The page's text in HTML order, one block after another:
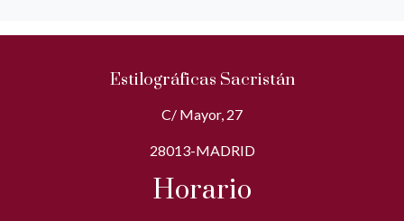
Estilográficas Sacristán
C/ Mayor, 27
28013-MADRID
Horario